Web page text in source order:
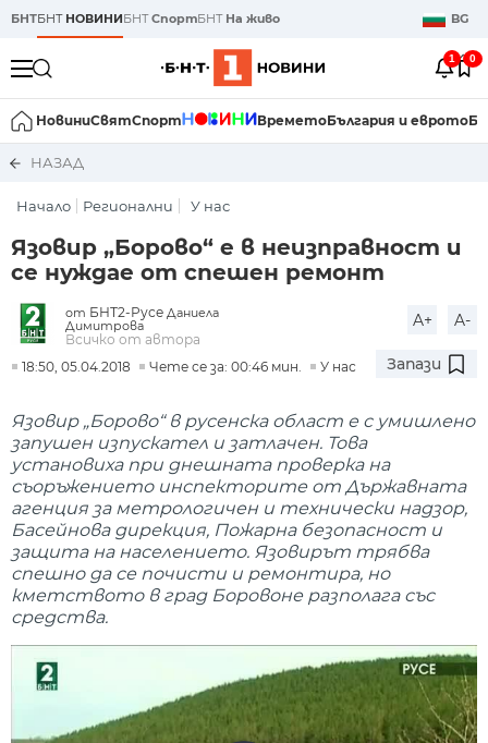
БНТБНТ НОВИНИБНТСпортБНТ На живо BG
1 0
НовиниСвятСпорт ВреметоБългария и еврото
НАЗАД
Начало Регионални У нас
Язовир „Борово“ е в неизправност и
се нуждае от спешен ремонт
от БНТ2-Русе Даниела
Димитрова
Всичко от автора
A+ A-
18:50, 05.04.2018 Чете се за: 00:46 мин. У нас Запази
Язовир „Борово“ в русенска област е с умишлено
запушен изпускател и затлачен. Това
установиха при днешната проверка на
съоръжението инспекторите от Държавната
агенция за метрологичен и технически надзор,
Басейнова дирекция, Пожарна безопасност и
защита на населението. Язовирът трябва
спешно да се почисти и ремонтира, но
кметството в град Боровоне разполага със
средства.